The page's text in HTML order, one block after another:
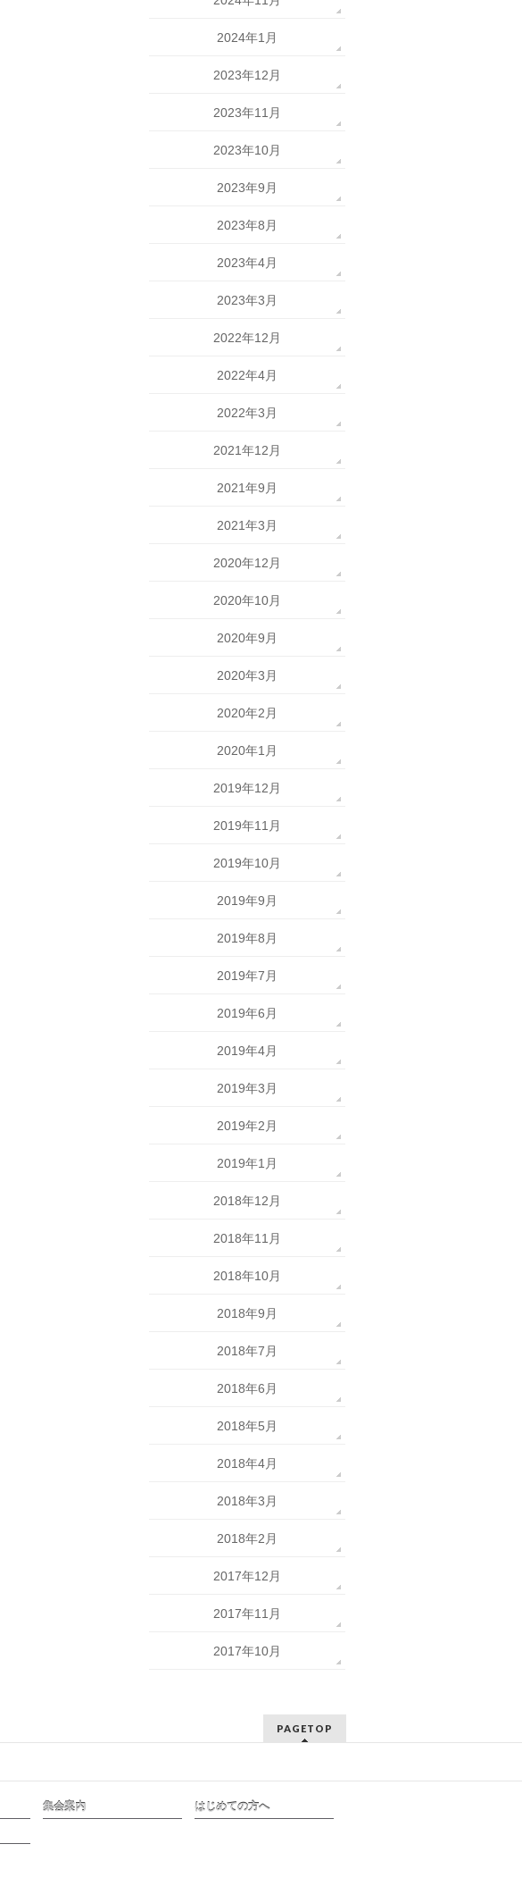
2024年1月
2023年12月
2023年11月
2023年10月
2023年9月
2023年8月
2023年4月
2023年3月
2022年12月
2022年4月
2022年3月
2021年12月
2021年9月
2021年3月
2020年12月
2020年10月
2020年9月
2020年3月
2020年2月
2020年1月
2019年12月
2019年11月
2019年10月
2019年9月
2019年8月
2019年7月
2019年6月
2019年4月
2019年3月
2019年2月
2019年1月
2018年12月
2018年11月
2018年10月
2018年9月
2018年7月
2018年6月
2018年5月
2018年4月
2018年3月
2018年2月
2017年12月
2017年11月
2017年10月
PAGETOP
集会案内
はじめての方へ